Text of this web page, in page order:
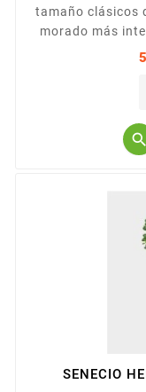
tamaño clásicos
morado más
obtendrá. Las

SENECIO